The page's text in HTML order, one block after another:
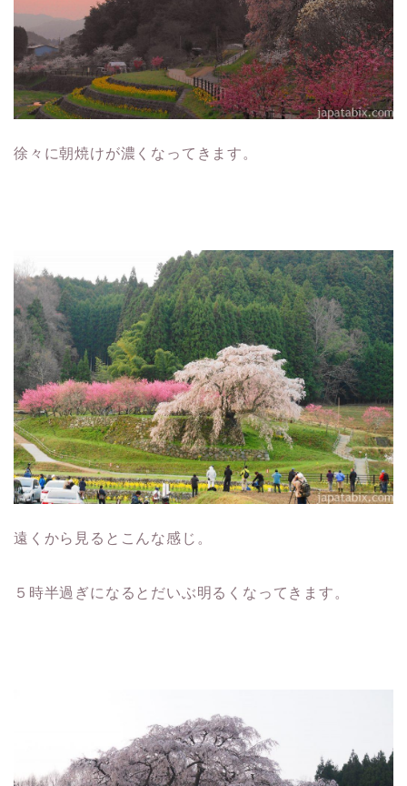
徐々に朝焼けが濃くなってきます。
遠くから見るとこんな感じ。
５時半過ぎになるとだいぶ明るくなってきます。